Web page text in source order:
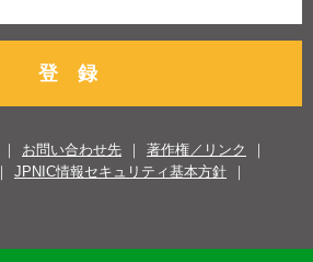
登 録
お問い合わせ先
著作権／リンク
JPNIC情報セキュリティ基本方針